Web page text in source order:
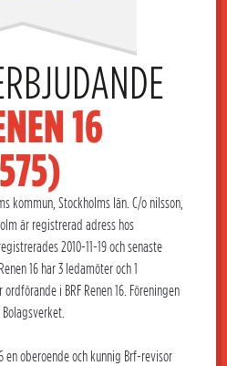
16
kommun, Stockholms län. C/o nilsson,
är registrerad adress hos
2010-11-19 och senaste
16 har 3 ledamöter och 1
i BRF Renen 16. Föreningen
en oberoende och kunnig Brf-revisor